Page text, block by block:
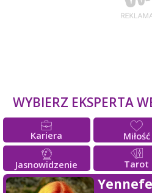
WYBIERZ EKSPERTA
Kariera Miłość
Jasnowidzenie Tarot